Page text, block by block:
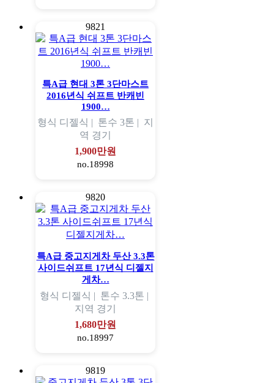
9821
특A급 현대 3톤 3단마스트
2016년식 쉬프트 반캐빈
1900…
형식 디젤식 | 톤수 3톤 | 지
역 경기
1,900만원
no.18998
9820
특A급 중고지게차 두산 3.3톤
사이드쉬프트 17년식 디젤지
게차…
형식 디젤식 | 톤수 3.3톤 |
지역 경기
1,680만원
no.18997
9819